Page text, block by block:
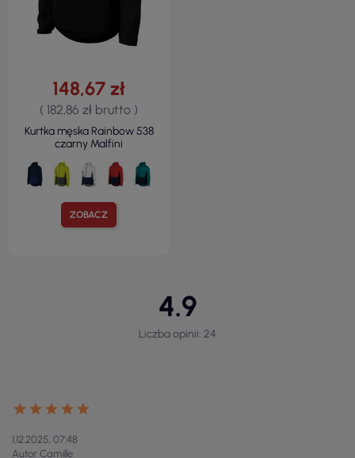
ZOBACZ
148,67 zł
( 182,86 zł brutto )
Kurtka męska Rainbow 538
czarny Malfini
4.9
Liczba opinii: 24
1.12.2025, 07:48
Autor Camille